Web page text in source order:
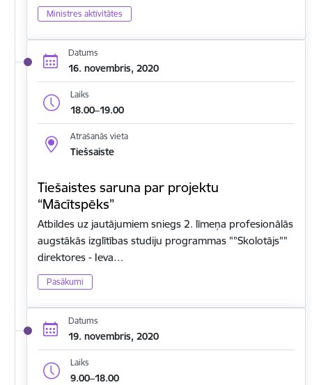
Ministres aktivitātes
Datums
16. novembris, 2020
Laiks
18.00–19.00
Atrašanās vieta
Tiešsaiste
Tiešaistes saruna par projektu
“Mācītspēks”
Atbildes uz jautājumiem sniegs 2. līmeņa profesionālās
augstākās izglītības studiju programmas ""Skolotājs""
direktores - Ieva…
Pasākumi
Datums
19. novembris, 2020
Laiks
9.00–18.00